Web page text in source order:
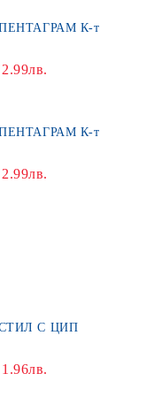
2.99лв.
2.99лв.
1.96лв.